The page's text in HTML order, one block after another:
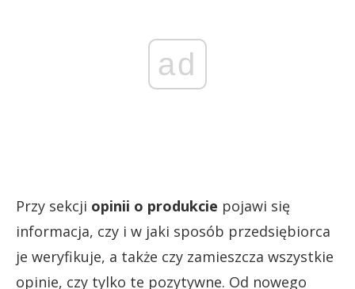
ad
Przy sekcji opinii o produkcie pojawi się
informacja, czy i w jaki sposób przedsiębiorca
je weryfikuje, a także czy zamieszcza wszystkie
opinie, czy tylko te pozytywne. Od nowego